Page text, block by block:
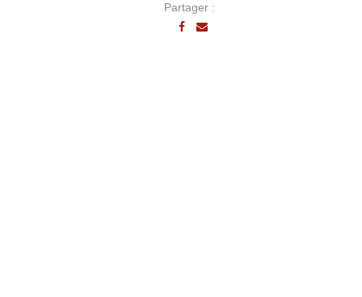
Partager :